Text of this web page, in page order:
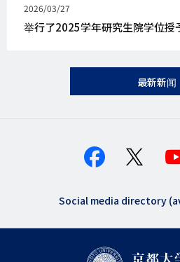
发
表
日
2026/03/27
举行了2025学年研究生院学位授
最新新闻
Social media directory